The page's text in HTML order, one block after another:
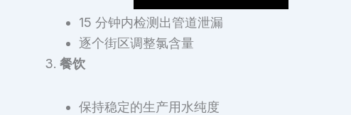
15 分钟内检测出管道泄漏
逐个街区调整氯含量
餐饮
保持稳定的生产用水纯度